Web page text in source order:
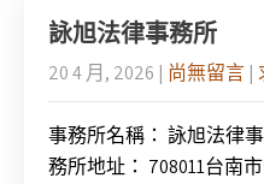
詠旭法律事務所
20 4 月, 2026 | 尚無留言 |
事務所名稱： 詠旭法律
務所地址： 708011台南